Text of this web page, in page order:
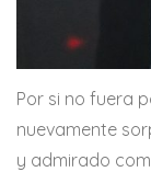
Por si no fuera
nuevamente
y admirado